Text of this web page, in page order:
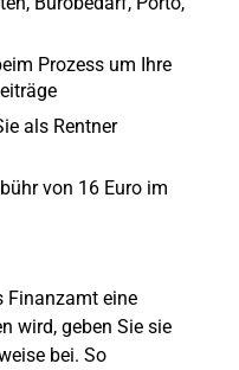
Prozess um Ihre
als Rentner
von 16 Euro im
Finanzamt eine
wird, geben Sie sie
bei. So